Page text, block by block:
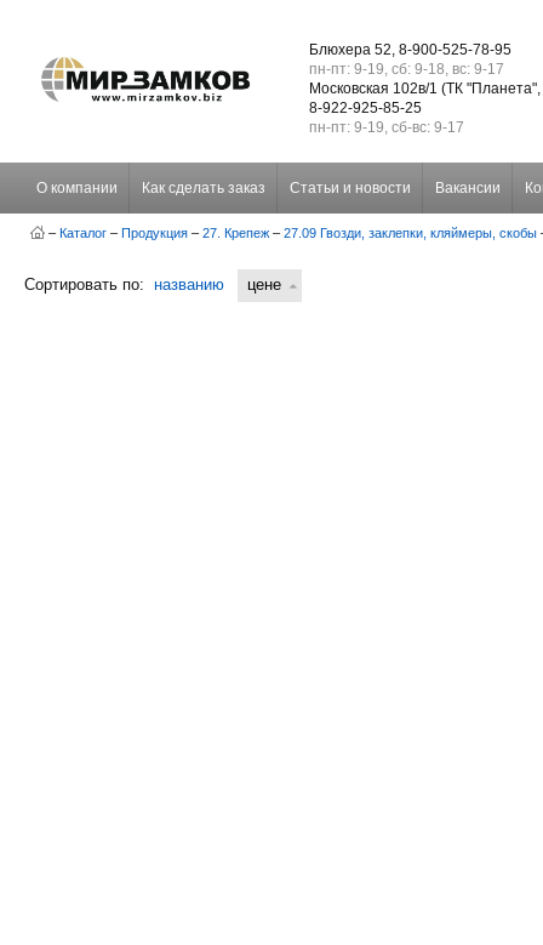
Блюхера 52, 8-900-525-78-95
пн-пт: 9-19, сб: 9-18, вс: 9-17
Московская 102в/1 (ТК
8-922-925-85-25
пн-пт: 9-19, сб-вс: 9-17
О компании Как сделать заказ Статьи и новости Вакансии
– Каталог – Продукция – 27. Крепеж – 27.09 Гвозди, заклепки, кляймеры, скобы
Сортировать по: названию цене